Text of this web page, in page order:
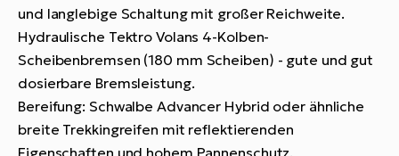
und langlebige Schaltung mit großer Reichweite.
Hydraulische Tektro Volans 4-Kolben-
Scheibenbremsen (180 mm Scheiben) - gute und gut
dosierbare Bremsleistung.
Bereifung: Schwalbe Advancer Hybrid oder ähnliche
breite Trekkingreifen mit reflektierenden